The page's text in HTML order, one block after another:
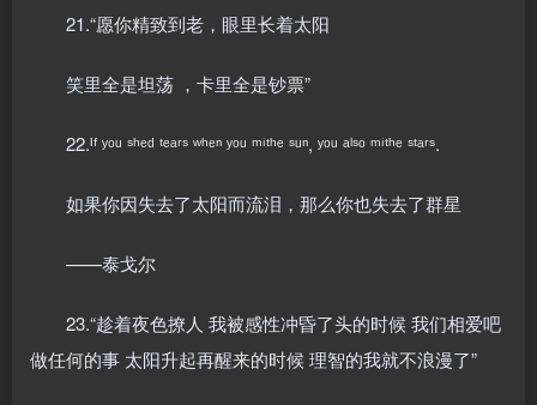
21.“愿你精致到老，眼里长着太阳
笑里全是坦荡 ，卡里全是钞票”
22.ᴵᶠ ʸᵒᵘ ˢʰᵉᵈ ᵗᵉᵃʳˢ ʷʰᵉⁿ ʸᵒᵘ ᵐⁱᵗʰᵉ ˢᵘⁿ, ʸᵒᵘ ᵃˡˢᵒ ᵐⁱᵗʰᵉ ˢᵗᵃʳˢ.
如果你因失去了太阳而流泪，那么你也失去了群星
——泰戈尔
23.“趁着夜色撩人 我被感性冲昏了头的时候 我们相爱吧
做任何的事 太阳升起再醒来的时候 理智的我就不浪漫了”